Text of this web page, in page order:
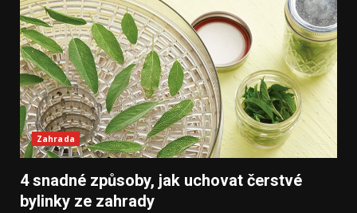
Zahrada
4 snadné způsoby, jak uchovat čerstvé
bylinky ze zahrady